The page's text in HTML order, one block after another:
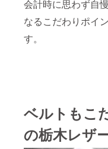
会計時に思わず自
なるこだわりポイ
す。
ベルトもこ
の栃木レザ